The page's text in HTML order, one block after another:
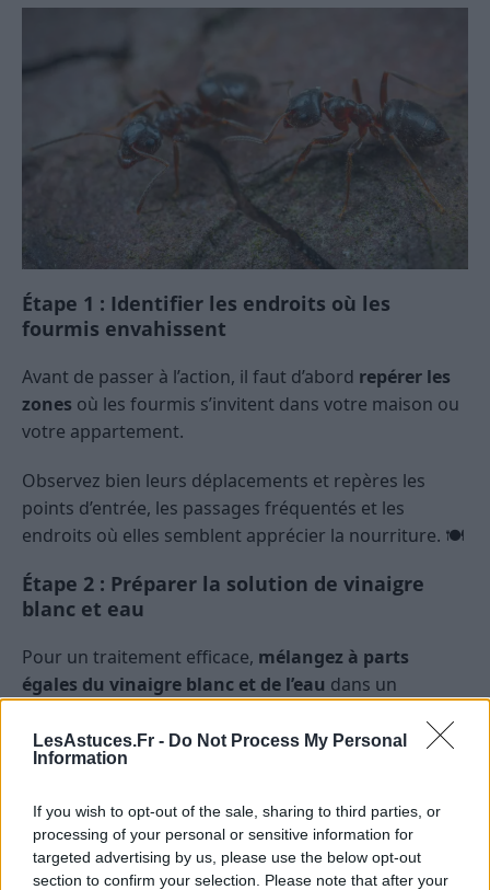
LesAstuces.Fr - Do Not Process My Personal
Information
If you wish to opt-out of the sale, sharing to third parties, or
processing of your personal or sensitive information for
targeted advertising by us, please use the below opt-out
section to confirm your selection. Please note that after your
Étape 1 : Identifier les endroits où les
fourmis envahissent
Avant de passer à l’action, il faut d’abord repérer les
zones où les fourmis s’invitent dans votre maison ou
votre appartement.
Observez bien leurs déplacements et repères les
points d’entrée, les passages fréquentés et les
endroits où elles semblent apprécier la nourriture. 🍽️
Étape 2 : Préparer la solution de vinaigre
blanc et eau
Pour un traitement efficace, mélangez à parts
égales du vinaigre blanc et de l’eau dans un
Ce mélange est idéal pour repousser les fourmis tout
Si vous n’avez pas de vaporisateur, pas de panique !
Un chiffon imbibé de la solution fera l’affaire. 💦